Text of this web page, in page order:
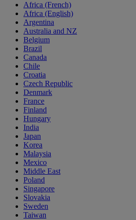
Africa (French)
Africa (English)
Argentina
Australia and NZ
Belgium
Brazil
Canada
Chile
Croatia
Czech Republic
Denmark
France
Finland
Hungary
India
Japan
Korea
Malaysia
Mexico
Middle East
Poland
Singapore
Slovakia
Sweden
Taiwan